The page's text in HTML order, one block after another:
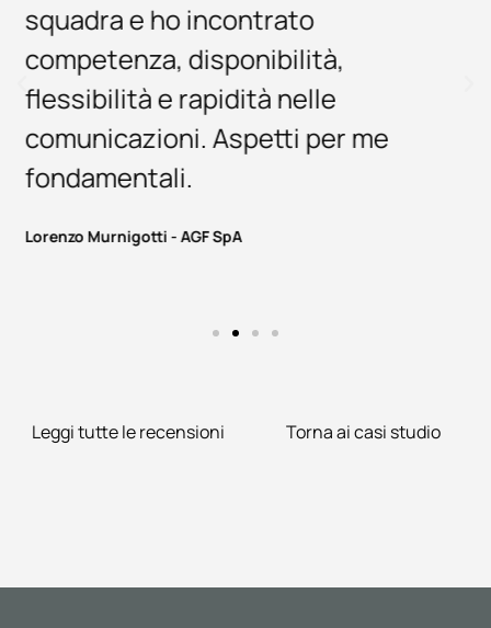
trattare gli aspetti più complicati,
risposte veloci e, cosa non
scontata, volontà e capacità di
risolvere problemi in tempi rapidi.
Insomma, tutto perfetto.
Antonella Gorza - Birreria Pedavena
Leggi tutte le recensioni Torna ai casi studio